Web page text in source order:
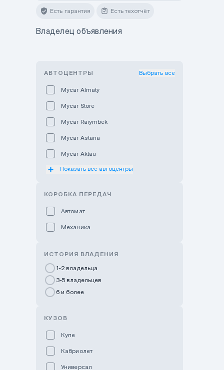
Есть гарантия Есть техотчёт
Владелец объявления
АВТОЦЕНТРЫ Выбрать все
Mycar Almaty
Mycar Store
Mycar Raiymbek
Mycar Astana
Mycar Aktau
Mycar Uralsk
GWM Nurly Zhol
Chery Astana
Показать все автоцентры
КОРОБКА ПЕРЕДАЧ
Автомат
Механика
ИСТОРИЯ ВЛАДЕНИЯ
1-2 владельца
3-5 владельцев
6 и более
КУЗОВ
Купе
Кабриолет
Универсал